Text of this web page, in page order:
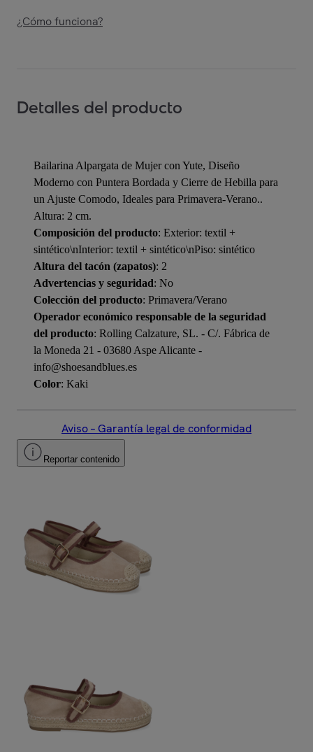
¿Cómo funciona?
Detalles del producto
Bailarina Alpargata de Mujer con Yute, Diseño
Moderno con Puntera Bordada y Cierre de Hebilla para
un Ajuste Comodo, Ideales para Primavera-Verano..
Altura: 2 cm.
Composición del producto: Exterior: textil +
sintético\nInterior: textil + sintético\nPiso: sintético
Altura del tacón (zapatos): 2
Advertencias y seguridad: No
Colección del producto: Primavera/Verano
Operador económico responsable de la seguridad
del producto: Rolling Calzature, SL. - C/. Fábrica de
la Moneda 21 - 03680 Aspe Alicante -
info@shoesandblues.es
Color: Kaki
Aviso – Garantía legal de conformidad
Reportar contenido